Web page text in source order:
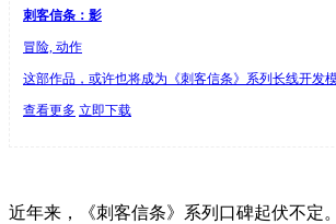
刺客信条：影
冒险, 动作
这部作品，或许也将成为《刺客信条》系列长线开发
查看更多 立即下载
近年来，《刺客信条》系列口碑起伏不定